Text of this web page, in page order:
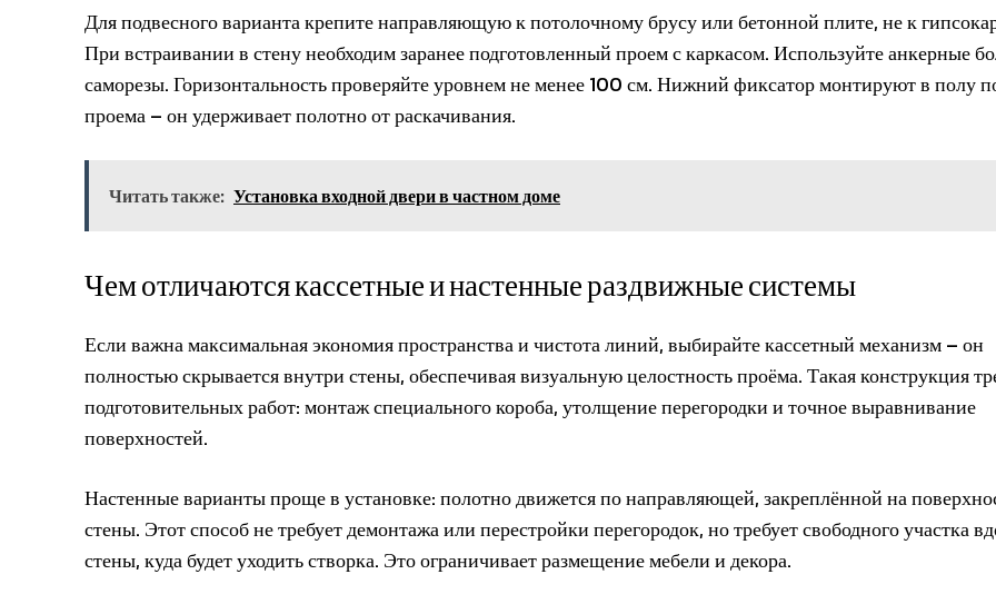
Для подвесного варианта крепите направляющую к потолочному брусу или бетонной плите, не к
При встраивании в стену необходим заранее подготовленный проем с каркасом. Используйте анкерные
саморезы. Горизонтальность проверяйте уровнем не менее 100 см. Нижний фиксатор монтируют в полу
проема – он удерживает полотно от раскачивания.
Читать также: Установка входной двери в частном доме
Чем отличаются кассетные и настенные раздвижные системы
Если важна максимальная экономия пространства и чистота линий, выбирайте кассетный механизм – он
полностью скрывается внутри стены, обеспечивая визуальную целостность проёма. Такая конструкция
подготовительных работ: монтаж специального короба, утолщение перегородки и точное выравнивание
поверхностей.
Настенные варианты проще в установке: полотно движется по направляющей, закреплённой на
стены. Этот способ не требует демонтажа или перестройки перегородок, но требует свободного участка
стены, куда будет уходить створка. Это ограничивает размещение мебели и декора.